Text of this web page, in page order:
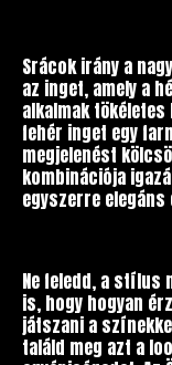
Srácok irány a
az inget, amely a
alkalmak
fehér inget egy
megjelenést
kombinációja
egyszerre
Ne feledd, a stílus
is, hogy hogyan
játszani a
találd meg azt a